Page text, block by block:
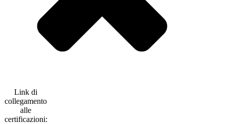
Link di
collegamento
alle
certificazioni: